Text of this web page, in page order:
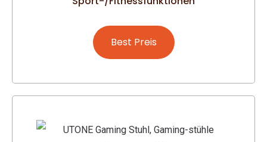
Best Preis